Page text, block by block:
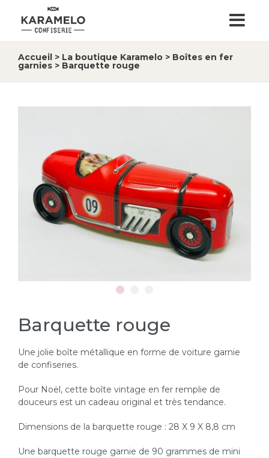
Accueil > La boutique Karamelo > Boîtes en fer
garnies > Barquette rouge
Barquette rouge
Une jolie boîte métallique en forme de voiture garnie
de confiseries.
Pour Noël, cette boîte vintage en fer remplie de
douceurs est un cadeau original et très tendance.
Dimensions de la barquette rouge : 28 X 9 X 8,8 cm
Une barquette rouge garnie de 90 grammes de mini